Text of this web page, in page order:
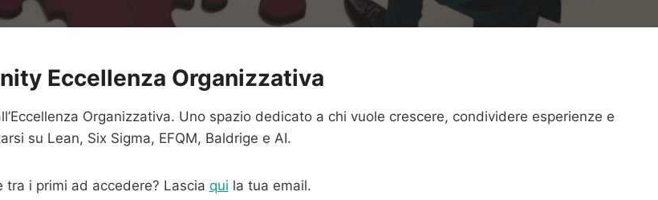
Eccellenza Organizzativa
Organizzativa. Uno spazio dedicato a chi vuole crescere, condividere esperienze e
su Lean, Six Sigma, EFQM, Baldrige e AI.
tra i primi ad accedere? Lascia qui la tua email.